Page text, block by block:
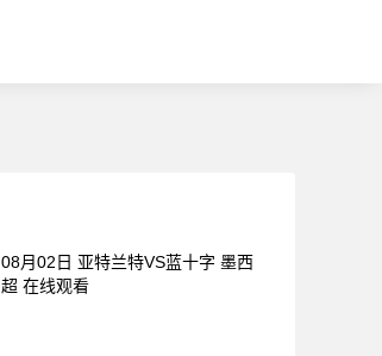
08月02日 亚特兰特VS蓝十字 墨西
超 在线观看